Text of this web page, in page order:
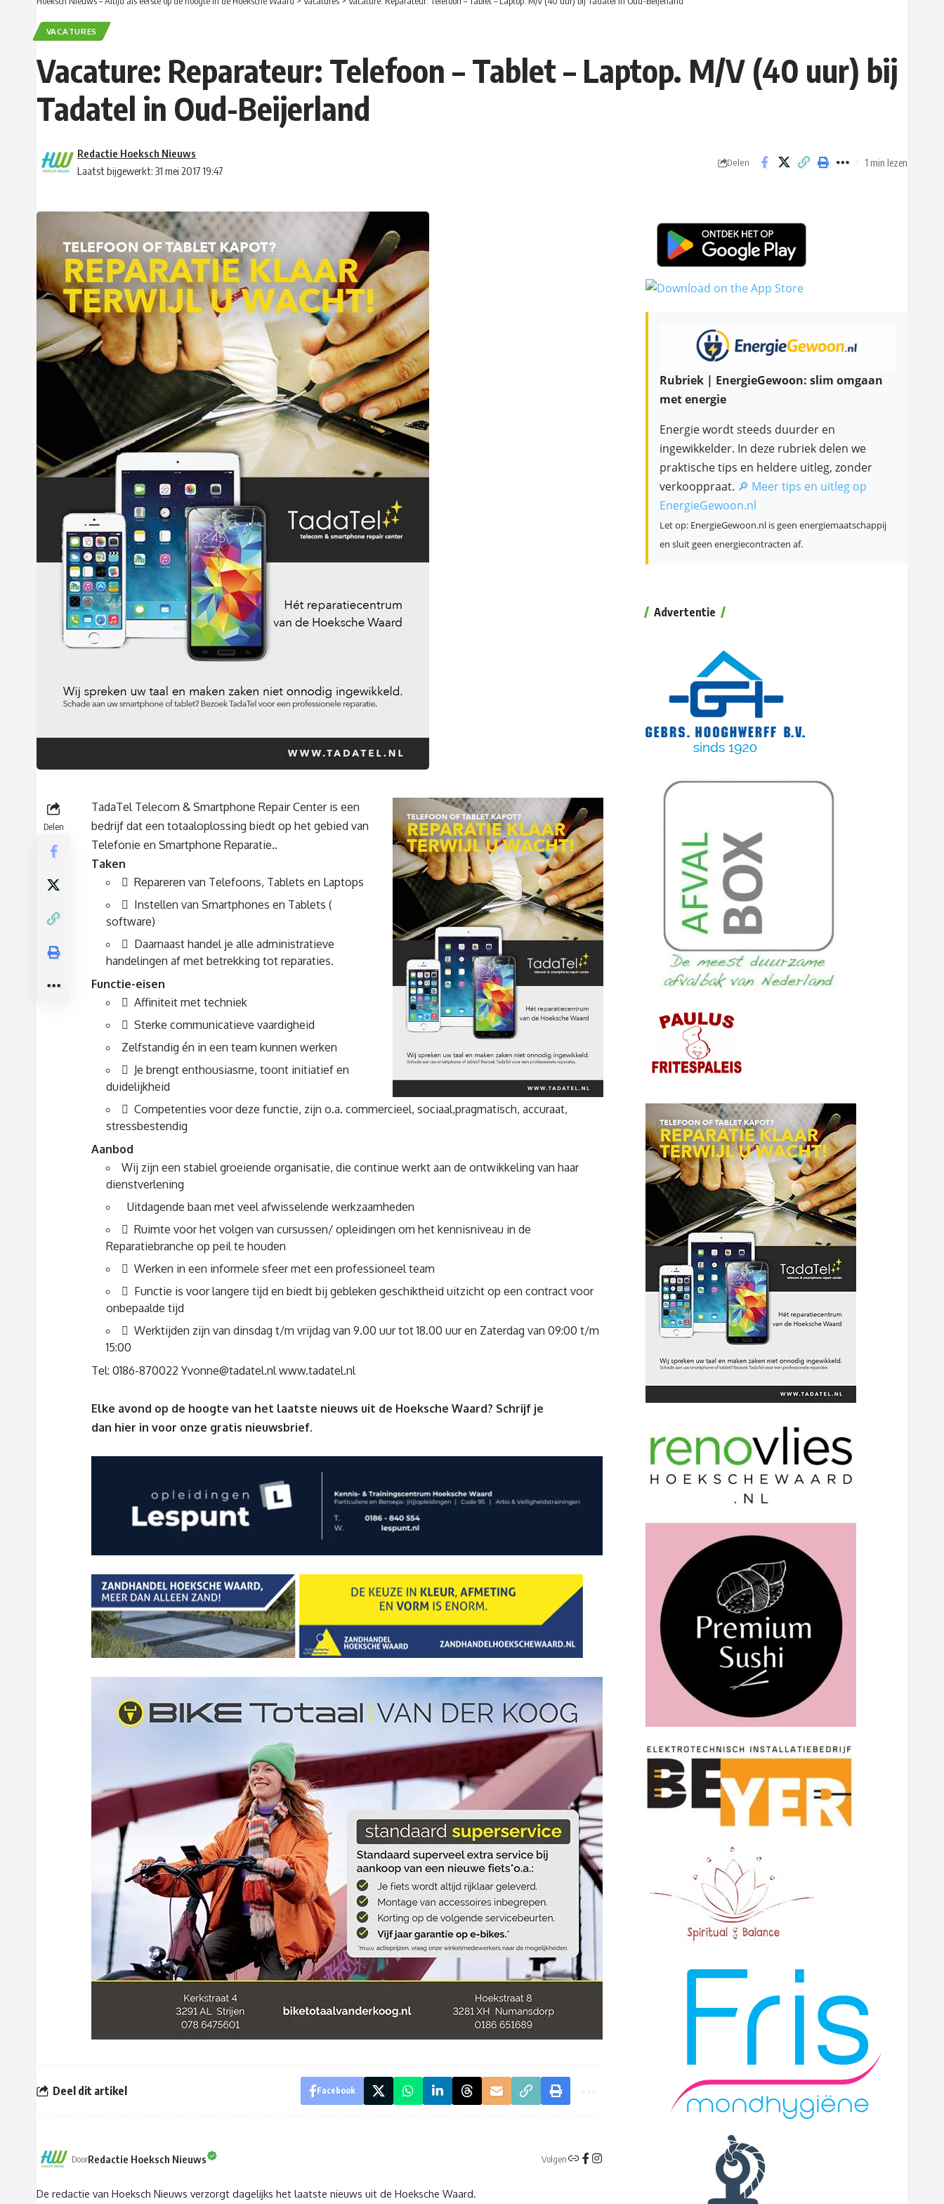
VACATURES
Vacature: Reparateur: Telefoon – Tablet – Laptop. M/V (40 uur) bij
Tadatel in Oud-Beijerland
Laatst bijgewerkt: 31 mei 2017 19:47
Redactie Hoeksch Nieuws
Delen 1 min lezen
Delen
TadaTel Telecom & Smartphone Repair Center is een
bedrijf dat een totaaloplossing biedt op het gebied van
Telefonie en Smartphone Reparatie..
Taken
 Repareren van Telefoons, Tablets en Laptops
 Instellen van Smartphones en Tablets (
software)
 Daarnaast handel je alle administratieve
handelingen af met betrekking tot reparaties.
Functie-eisen
 Affiniteit met techniek
 Sterke communicatieve vaardigheid
Zelfstandig én in een team kunnen werken
 Je brengt enthousiasme, toont initiatief en
duidelijkheid
 Competenties voor deze functie, zijn o.a. commercieel, sociaal,pragmatisch, accuraat,
stressbestendig
Aanbod
Wij zijn een stabiel groeiende organisatie, die continue werkt aan de ontwikkeling van haar
dienstverlening
Uitdagende baan met veel afwisselende werkzaamheden
 Ruimte voor het volgen van cursussen/ opleidingen om het kennisniveau in de
Reparatiebranche op peil te houden
 Werken in een informele sfeer met een professioneel team
 Functie is voor langere tijd en biedt bij gebleken geschiktheid uitzicht op een contract voor
onbepaalde tijd
 Werktijden zijn van dinsdag t/m vrijdag van 9.00 uur tot 18.00 uur en Zaterdag van 09:00 t/m
15:00
Tel: 0186-870022 Yvonne@tadatel.nl www.tadatel.nl
Elke avond op de hoogte van het laatste nieuws uit de Hoeksche Waard? Schrijf je
dan hier in voor onze gratis nieuwsbrief.
Deel dit artikel Facebook
DoorRedactie Hoeksch Nieuws Volgen
De redactie van Hoeksch Nieuws verzorgt dagelijks het laatste nieuws uit de Hoeksche Waard.
Rubriek | EnergieGewoon: slim omgaan
met energie
Energie wordt steeds duurder en
ingewikkelder. In deze rubriek delen we
praktische tips en heldere uitleg, zonder
verkooppraat. 🔎 Meer tips en uitleg op
EnergieGewoon.nl
Let op: EnergieGewoon.nl is geen energiemaatschappij
en sluit geen energiecontracten af.
Advertentie